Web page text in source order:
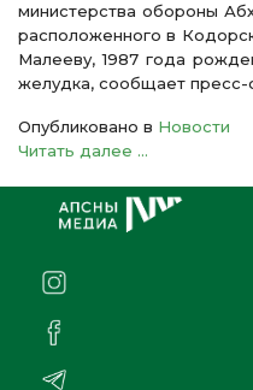
министерства обороны
расположенного в
Малееву, 1987 года
желудка, сообщает
Опубликовано в Новости
Читать далее ...